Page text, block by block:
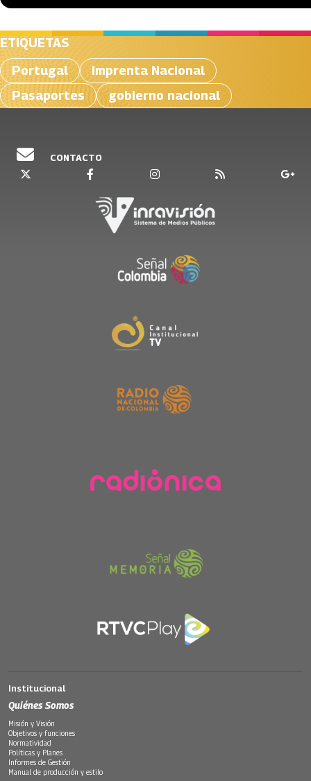
ETIQUETAS
Portugal
Imprenta Nacional
Pasaportes
gobierno nacional
CONTACTO
Institucional
Quiénes Somos
Misión y Visión
Objetivos y funciones
Normatividad
Políticas y Planes
Informes de Gestión
Manual de producción y estilo